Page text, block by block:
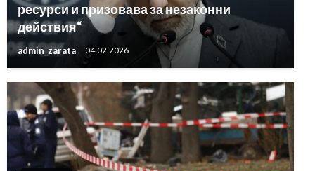
ресурси и призовава за незаконни
действия“
admin_zarata 04.02.2026